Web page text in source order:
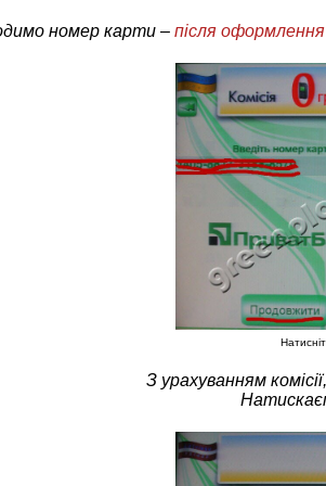
номер карти – після
З урахуванням